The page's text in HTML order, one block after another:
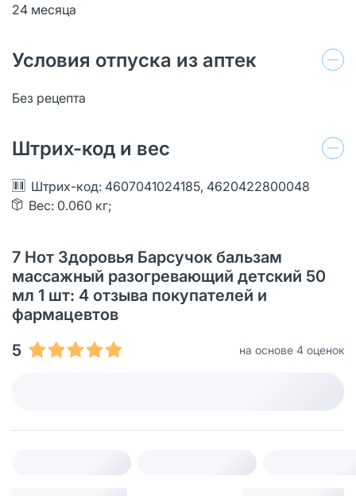
24 месяца
Условия отпуска из аптек
Без рецепта
Штрих-код и вес
Штрих-код: 4607041024185, 4620422800048
Вес: 0.060 кг;
7 Нот Здоровья Барсучок бальзам
массажный разогревающий детский 50
мл 1 шт: 4 отзыва покупателей и
фармацевтов
5
на основе 4 оценок